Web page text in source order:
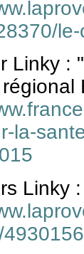
Linky :
la-
Linky